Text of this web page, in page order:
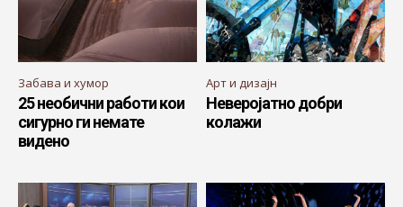
Забава и хумор
25 необични работи кои
сигурно ги немате
видено
Арт и дизајн
Неверојатно добри
колажи